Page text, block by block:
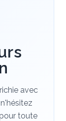
avec
toute